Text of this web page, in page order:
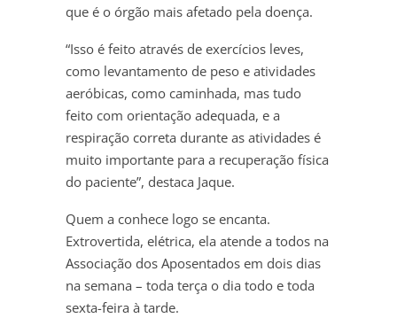
que é o órgão mais afetado pela doença.
“Isso é feito através de exercícios leves,
como levantamento de peso e atividades
aeróbicas, como caminhada, mas tudo
feito com orientação adequada, e a
respiração correta durante as atividades é
muito importante para a recuperação física
do paciente”, destaca Jaque.
Quem a conhece logo se encanta.
Extrovertida, elétrica, ela atende a todos na
Associação dos Aposentados em dois dias
na semana – toda terça o dia todo e toda
sexta-feira à tarde.